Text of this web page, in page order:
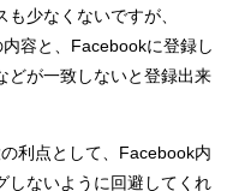
少なくないですが、
容と、Facebookに登録し
どが一致しないと登録出来
利点として、Facebook内
しないように回避してくれ